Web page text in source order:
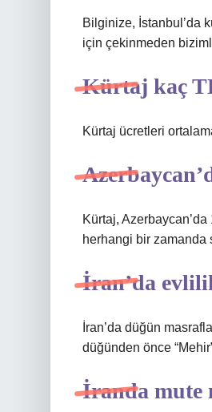
Bilginize, İstanbul’da
için çekinmeden
Kürtaj kaç
Kürtaj ücretleri
Kürtaj,
herhangi bir zamanda
İran’da
İran’da düğün
düğünden önce
İranda mute